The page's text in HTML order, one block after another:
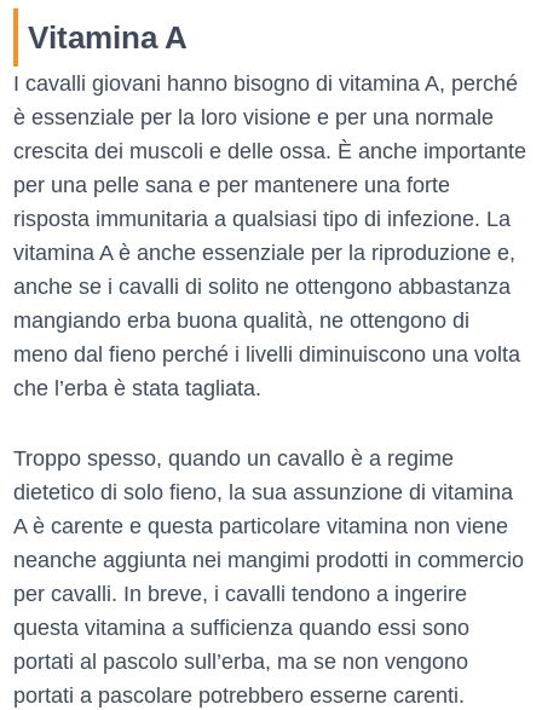
Vitamina A
I cavalli giovani hanno bisogno di vitamina A, perché
è essenziale per la loro visione e per una normale
crescita dei muscoli e delle ossa. È anche importante
per una pelle sana e per mantenere una forte
risposta immunitaria a qualsiasi tipo di infezione. La
vitamina A è anche essenziale per la riproduzione e,
anche se i cavalli di solito ne ottengono abbastanza
mangiando erba buona qualità, ne ottengono di
meno dal fieno perché i livelli diminuiscono una volta
che l’erba è stata tagliata.
Troppo spesso, quando un cavallo è a regime
dietetico di solo fieno, la sua assunzione di vitamina
A è carente e questa particolare vitamina non viene
neanche aggiunta nei mangimi prodotti in commercio
per cavalli. In breve, i cavalli tendono a ingerire
questa vitamina a sufficienza quando essi sono
portati al pascolo sull’erba, ma se non vengono
portati a pascolare potrebbero esserne carenti.